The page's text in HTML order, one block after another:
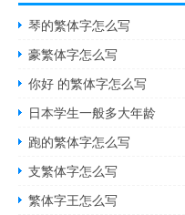
琴的繁体字怎么写
豪繁体字怎么写
你好 的繁体字怎么写
日本学生一般多大年龄
跑的繁体字怎么写
支繁体字怎么写
繁体字王怎么写